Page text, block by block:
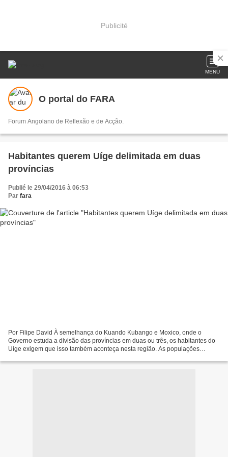
Publicité
MENU
O portal do FARA
Forum Angolano de Reflexão e de Acção.
Habitantes querem Uíge delimitada em duas
províncias
Publié le 29/04/2016 à 06:53
Par fara
Por Filipe David À semelhança do Kuando Kubango e Moxico, onde o
Governo estuda a divisão das províncias em duas ou três, os habitantes do
Uíge exigem que isso também aconteça nesta região. As populações